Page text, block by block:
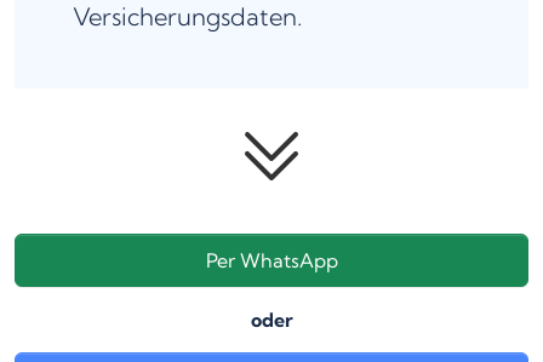
Versicherungsdaten.
Per WhatsApp
oder